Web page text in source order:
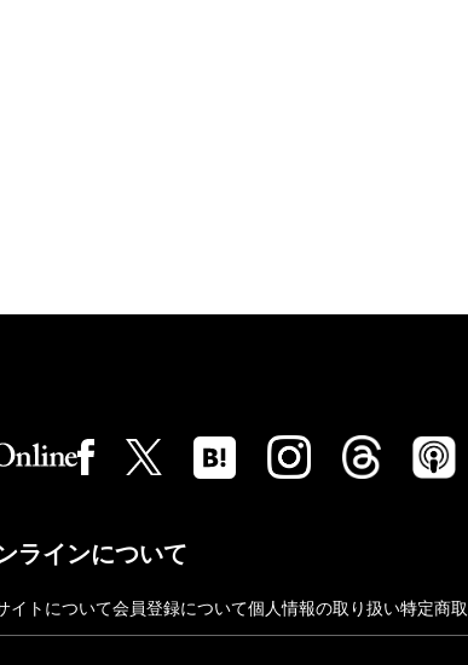
ラインについて
イトについて会員登録について個人情報の取り扱い特定商